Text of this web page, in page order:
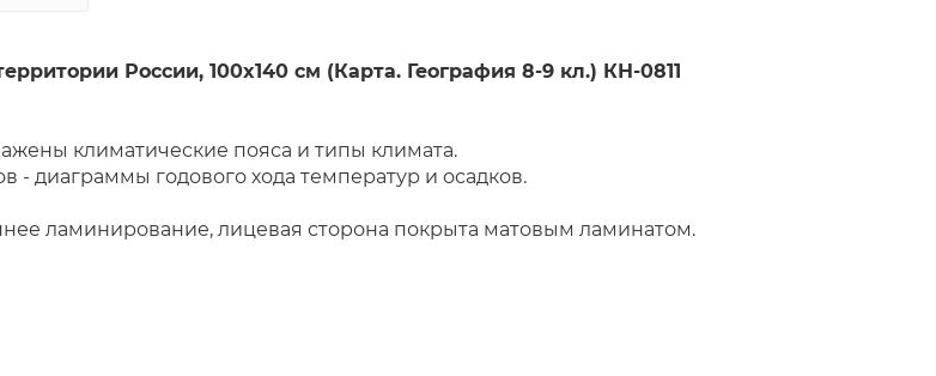
России, 100x140 см (Карта. География 8-9 кл.) КН-0811
климатические пояса и типы климата.
- диаграммы годового хода температур и осадков.
ламинирование, лицевая сторона покрыта матовым ламинатом.